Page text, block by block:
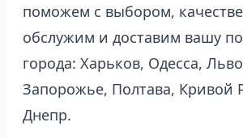
поможем с выбором,
обслужим и доставим вашу
города: Харьков, Одесса,
Запорожье, Полтава, Кривой
Днепр.